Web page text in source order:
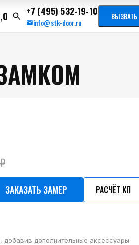
+7 (495) 532-19-10
info@stk-door.ru
ЗАКАЗАТЬ ЗАМЕР РАСЧЁТ КП
добавив дополнительные аксессуары